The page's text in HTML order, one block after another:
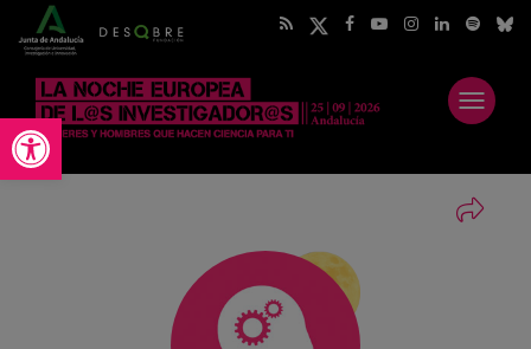
Abrir barra de herramientas
Abrir
menú